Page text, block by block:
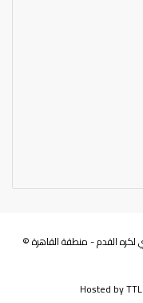
القدم - منطقة القاهرة ©
Hosted by